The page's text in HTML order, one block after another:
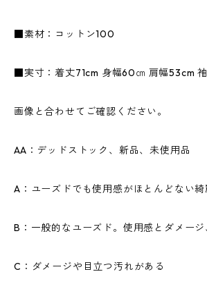
■素材：コットン100
■実寸：着丈71cm 身幅60㎝ 肩幅53cm
画像と合わせてご確認ください。
AA：デッドストック、新品、未使用品
A：ユーズドでも使用感がほとんどない
B：一般的なユーズド。使用感とダメージ
C：ダメージや目立つ汚れがある